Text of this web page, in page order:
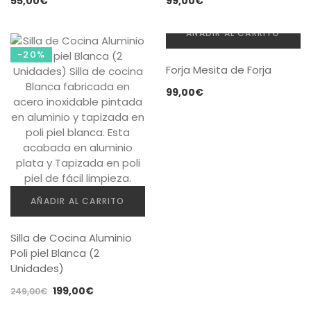
-20%
AÑADIR AL CARRITO
Silla de Cocina Aluminio
Poli piel Blanca (2
Unidades)
249,00€ El
199,00€El
AÑADIR AL CARRITO
Forja Mesita de Forja
99,00€